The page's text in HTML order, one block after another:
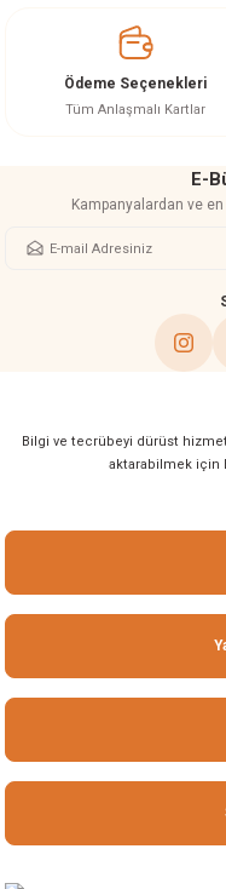
Ürün bilgilerinde hatalar
Bu ürüne benzer farklı
Ödeme Seçenekleri
Tüm Anlaşmalı Kartlar
E-
Kampanyalardan ve
Bilgi ve tecrübeyi dürüst
aktarabilmek için